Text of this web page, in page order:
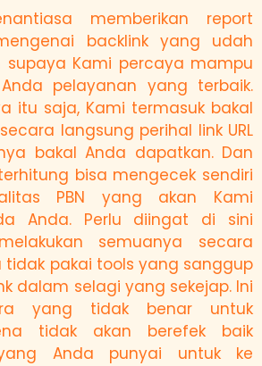
memberikan report
backlink yang udah
supaya Kami percaya mampu
pelayanan yang terbaik.
itu saja, Kami termasuk bakal
langsung perihal link URL
bakal Anda dapatkan. Dan
bisa mengecek sendiri
PBN yang akan Kami
Anda. Perlu diingat di sini
semuanya secara
pakai tools yang sanggup
dalam selagi yang sekejap. Ini
yang tidak benar untuk
tidak akan berefek baik
Anda punyai untuk ke